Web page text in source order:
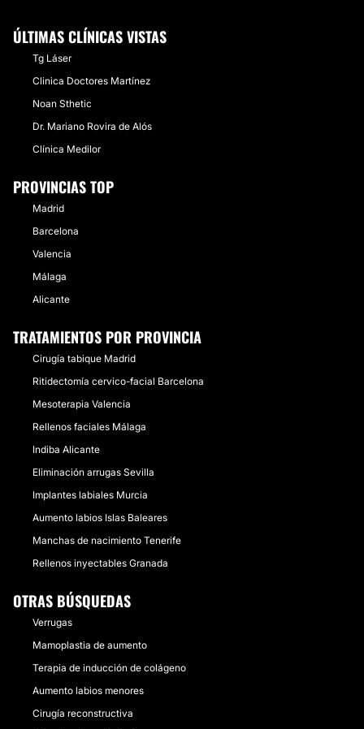
ÚLTIMAS CLÍNICAS VISTAS
Tg Láser
Clinica Doctores Martínez
Noan Sthetic
Dr. Mariano Rovira de Alós
Clínica Medilor
PROVINCIAS TOP
Madrid
Barcelona
Valencia
Málaga
Alicante
TRATAMIENTOS POR PROVINCIA
Cirugía tabique Madrid
Ritidectomía cervico-facial Barcelona
Mesoterapia Valencia
Rellenos faciales Málaga
Indiba Alicante
Eliminación arrugas Sevilla
Implantes labiales Murcia
Aumento labios Islas Baleares
Manchas de nacimiento Tenerife
Rellenos inyectables Granada
OTRAS BÚSQUEDAS
Verrugas
Mamoplastia de aumento
Terapia de inducción de colágeno
Aumento labios menores
Cirugía reconstructiva